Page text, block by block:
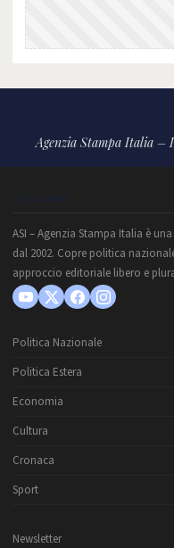
Agenzia Stampa Italia –
CHI SIAMO
ASI – Agenzia Stampa Italia è
dal 2002. Copre politica
approccio editoriale libero e
Politica Nazionale
Politica Estera
Economia
Cultura
Cronaca
Sport
Newsletter